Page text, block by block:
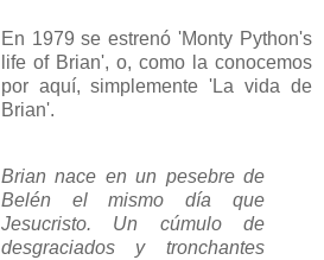
En 1979 se estrenó 'Monty Python's
life of Brian', o, como la conocemos
por aquí, simplemente 'La vida de
Brian'.
Brian nace en un pesebre de
Belén el mismo día que
Jesucristo. Un cúmulo de
desgraciados y tronchantes